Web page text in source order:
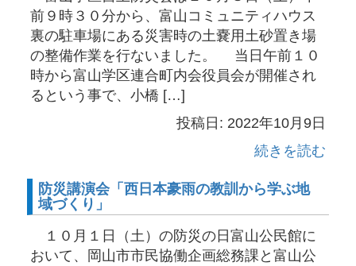
前９時３０分から、富山コミュニティハウス
裏の駐車場にある災害時の土嚢用土砂置き場
の整備作業を行ないました。 当日午前１０
時から富山学区連合町内会役員会が開催され
るという事で、小橋 […]
投稿日: 2022年10月9日
続きを読む
防災講演会「西日本豪雨の教訓から学ぶ地
域づくり」
１０月１日（土）の防災の日富山公民館に
おいて、岡山市市民協働企画総務課と富山公